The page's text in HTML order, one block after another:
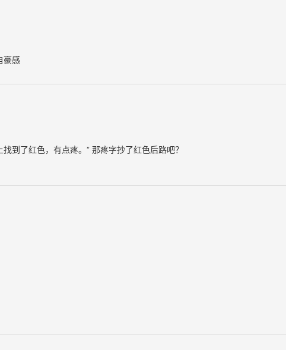
豪感
到了红色，有点疼。” 那疼字抄了红色后路吧？